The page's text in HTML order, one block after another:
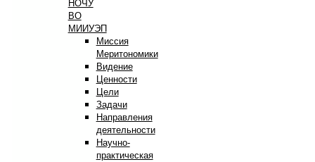
НОЧУ
ВО
МИИУЭП
Миссия
Меритономики
Видение
Ценности
Цели
Задачи
Направления
деятельности
Научно-
практическая